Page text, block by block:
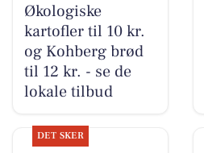
Økologiske
kartofler til 10 kr.
og Kohberg brød
til 12 kr. - se de
lokale tilbud
DET SKER